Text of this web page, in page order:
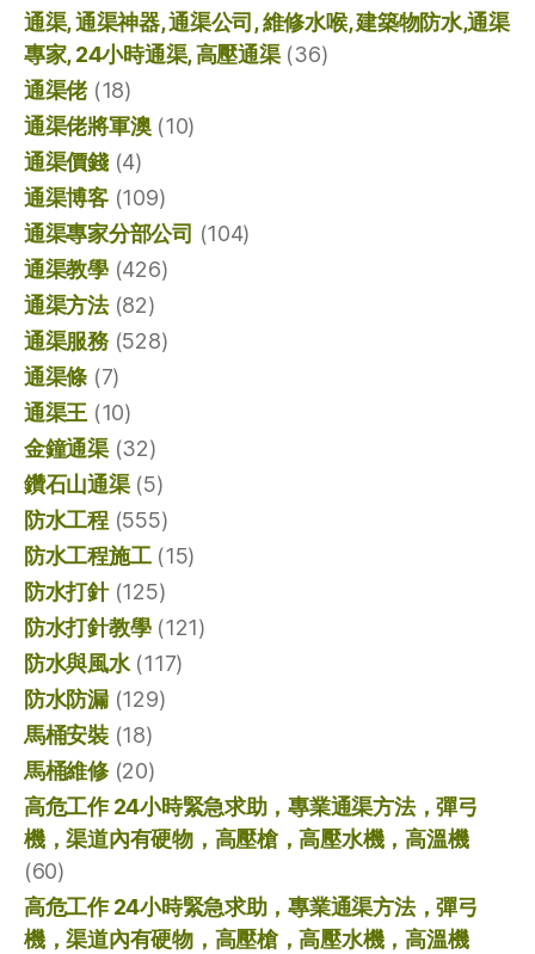
通渠, 通渠神器, 通渠公司, 維修水喉, 建築物防水,通渠
專家, 24小時通渠, 高壓通渠(36)
通渠佬(18)
通渠佬將軍澳(10)
通渠價錢(4)
通渠博客(109)
通渠專家分部公司 (104)
通渠教學(426)
通渠方法(82)
通渠服務(528)
通渠條 (7)
通渠王 (10)
金鐘通渠(32)
鑽石山通渠(5)
防水工程(555)
防水工程施工(15)
防水打針(125)
防水打針教學(121)
防水與風水(117)
防水防漏(129)
馬桶安裝(18)
馬桶維修(20)
高危工作 24小時緊急求助，專業通渠方法，彈弓
機，渠道內有硬物，高壓槍，高壓水機，高溫機
(60)
高危工作 24小時緊急求助，專業通渠方法，彈弓
機，渠道內有硬物，高壓槍，高壓水機，高溫機